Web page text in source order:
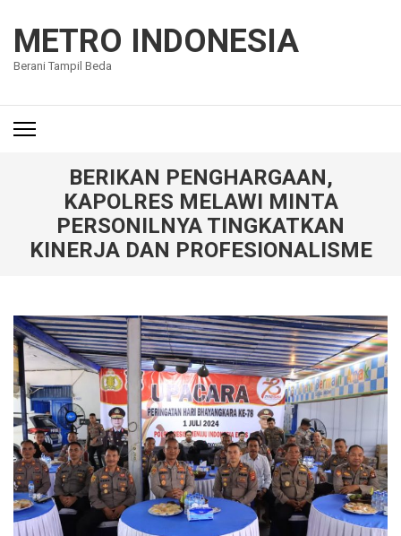
konten
(Tekan
METRO INDONESIA
Berani Tampil Beda
BERIKAN PENGHARGAAN,
KAPOLRES MELAWI MINTA
PERSONILNYA TINGKATKAN
KINERJA DAN PROFESIONALISME